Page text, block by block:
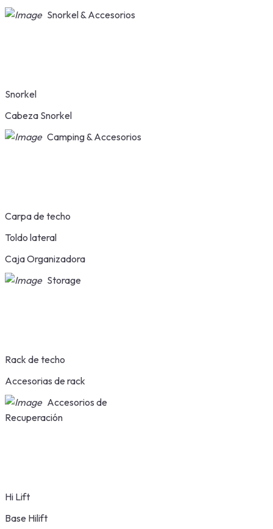
Snorkel & Accesorios
Snorkel
Cabeza Snorkel
Camping & Accesorios
Carpa de techo
Toldo lateral
Caja Organizadora
Storage
Rack de techo
Accesorias de rack
Accesorios de
Recuperación
Hi Lift
Base Hilift